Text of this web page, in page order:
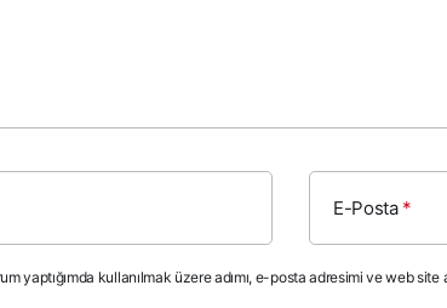
E-Posta*
yaptığımda kullanılmak üzere adımı, e-posta adresimi ve web site